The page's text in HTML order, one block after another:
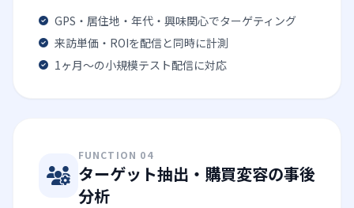
GPS・居住地・年代・興味関心でターゲティング
来訪単価・ROIを配信と同時に計測
1ヶ月〜の小規模テスト配信に対応
FUNCTION 04
ターゲット抽出・購買変容の事後
分析